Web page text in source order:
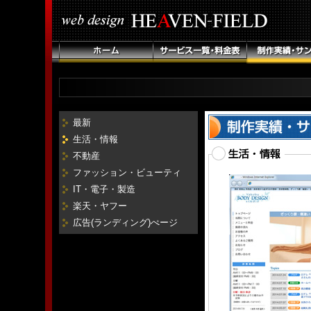
最新
生活・情報
不動産
ファッション・ビューティ
IT・電子・製造
楽天・ヤフー
広告(ランディング)ぺージ